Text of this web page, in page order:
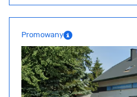
Promowany